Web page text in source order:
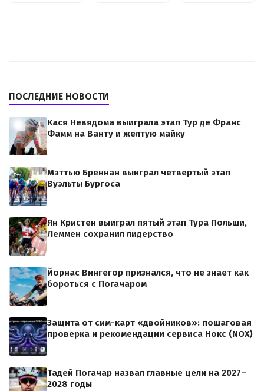
ПОСЛЕДНИЕ НОВОСТИ
Кася Невядома выиграла этап Тур де Франс
Фамм на Ванту и желтую майку
Мэттью Бреннан выиграл четвертый этап
Вуэльты Бургоса
Ян Кристен выиграл пятый этап Тура Польши,
Леммен сохранил лидерство
Йорнас Вингегор признался, что не знает как
бороться с Погачаром
Защита от сим-карт «двойников»: пошаговая
проверка и рекомендации сервиса Нокс (NOX)
Тадей Погачар назвал главные цели на 2027–
2028 годы